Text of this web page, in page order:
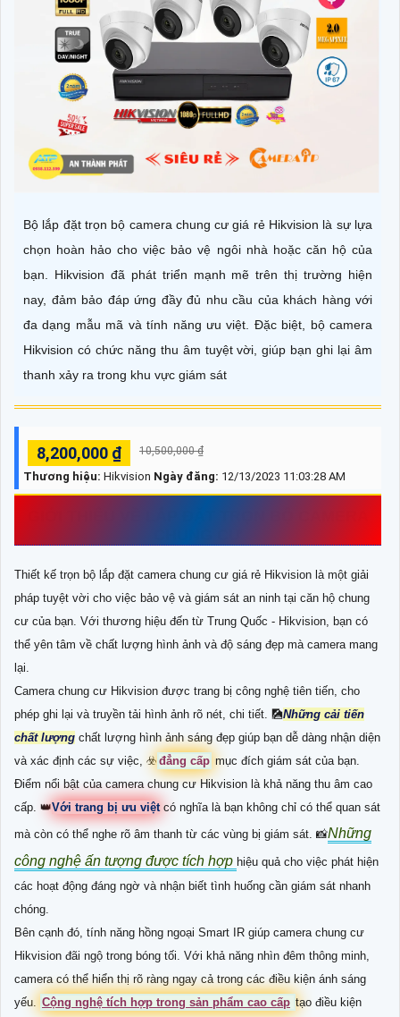
Bộ lắp đặt trọn bộ camera chung cư giá rẻ Hikvision là sự lựa
chọn hoàn hảo cho việc bảo vệ ngôi nhà hoặc căn hộ của
bạn. Hikvision đã phát triển mạnh mẽ trên thị trường hiện
nay, đảm bảo đáp ứng đầy đủ nhu cầu của khách hàng với
đa dạng mẫu mã và tính năng ưu việt. Đặc biệt, bộ camera
Hikvision có chức năng thu âm tuyệt vời, giúp bạn ghi lại âm
thanh xảy ra trong khu vực giám sát
8,200,000 ₫ 10,500,000 ₫
Thương hiệu: Hikvision Ngày đăng: 12/13/2023 11:03:28 AM
Thiết kế trọn bộ lắp đặt camera chung cư giá rẻ Hikvision là một giải
pháp tuyệt vời cho việc bảo vệ và giám sát an ninh tại căn hộ chung
cư của bạn. Với thương hiệu đến từ Trung Quốc - Hikvision, bạn có
thể yên tâm về chất lượng hình ảnh và độ sáng đẹp mà camera mang
lại.
Camera chung cư Hikvision được trang bị công nghệ tiên tiến, cho
phép ghi lại và truyền tải hình ảnh rõ nét, chi tiết. 🎑Những cải tiến
chất lượng chất lượng hình ảnh sáng đẹp giúp bạn dễ dàng nhận diện
và xác định các sự việc, ☣️ đẳng cấp mục đích giám sát của bạn.
Điểm nổi bật của camera chung cư Hikvision là khả năng thu âm cao
cấp. 👑Với trang bị ưu việtcó nghĩa là bạn không chỉ có thể quan sát
mà còn có thể nghe rõ âm thanh từ các vùng bị giám sát. 📸Những
công nghệ ấn tượng được tích hợp hiệu quả cho việc phát hiện
các hoạt động đáng ngờ và nhận biết tình huống cần giám sát nhanh
chóng.
Bên cạnh đó, tính năng hồng ngoại Smart IR giúp camera chung cư
Hikvision đãi ngộ trong bóng tối. Với khả năng nhìn đêm thông minh,
camera có thể hiển thị rõ ràng ngay cả trong các điều kiện ánh sáng
yếu.
Cộng nghệ tích hợp trong sản phẩm cao cấp tạo điều kiện